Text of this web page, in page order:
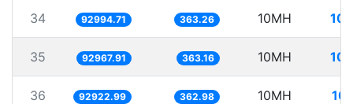
34 92994.71 363.26 10MH
35 92967.91 363.16 10MH
36 92922.99 362.98 10MH